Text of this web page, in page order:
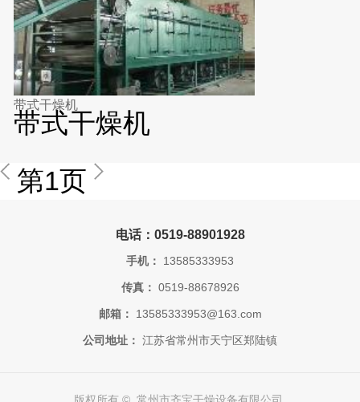
带式干燥机
带式干燥机
第1页
电话：0519-88901928
手机： 13585333953
传真： 0519-88678926
邮箱： 13585333953@163.com
公司地址： 江苏省常州市天宁区郑陆镇